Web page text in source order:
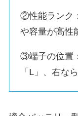
②性能ランク
や容量が高性
③端子の位置
「L」、右な